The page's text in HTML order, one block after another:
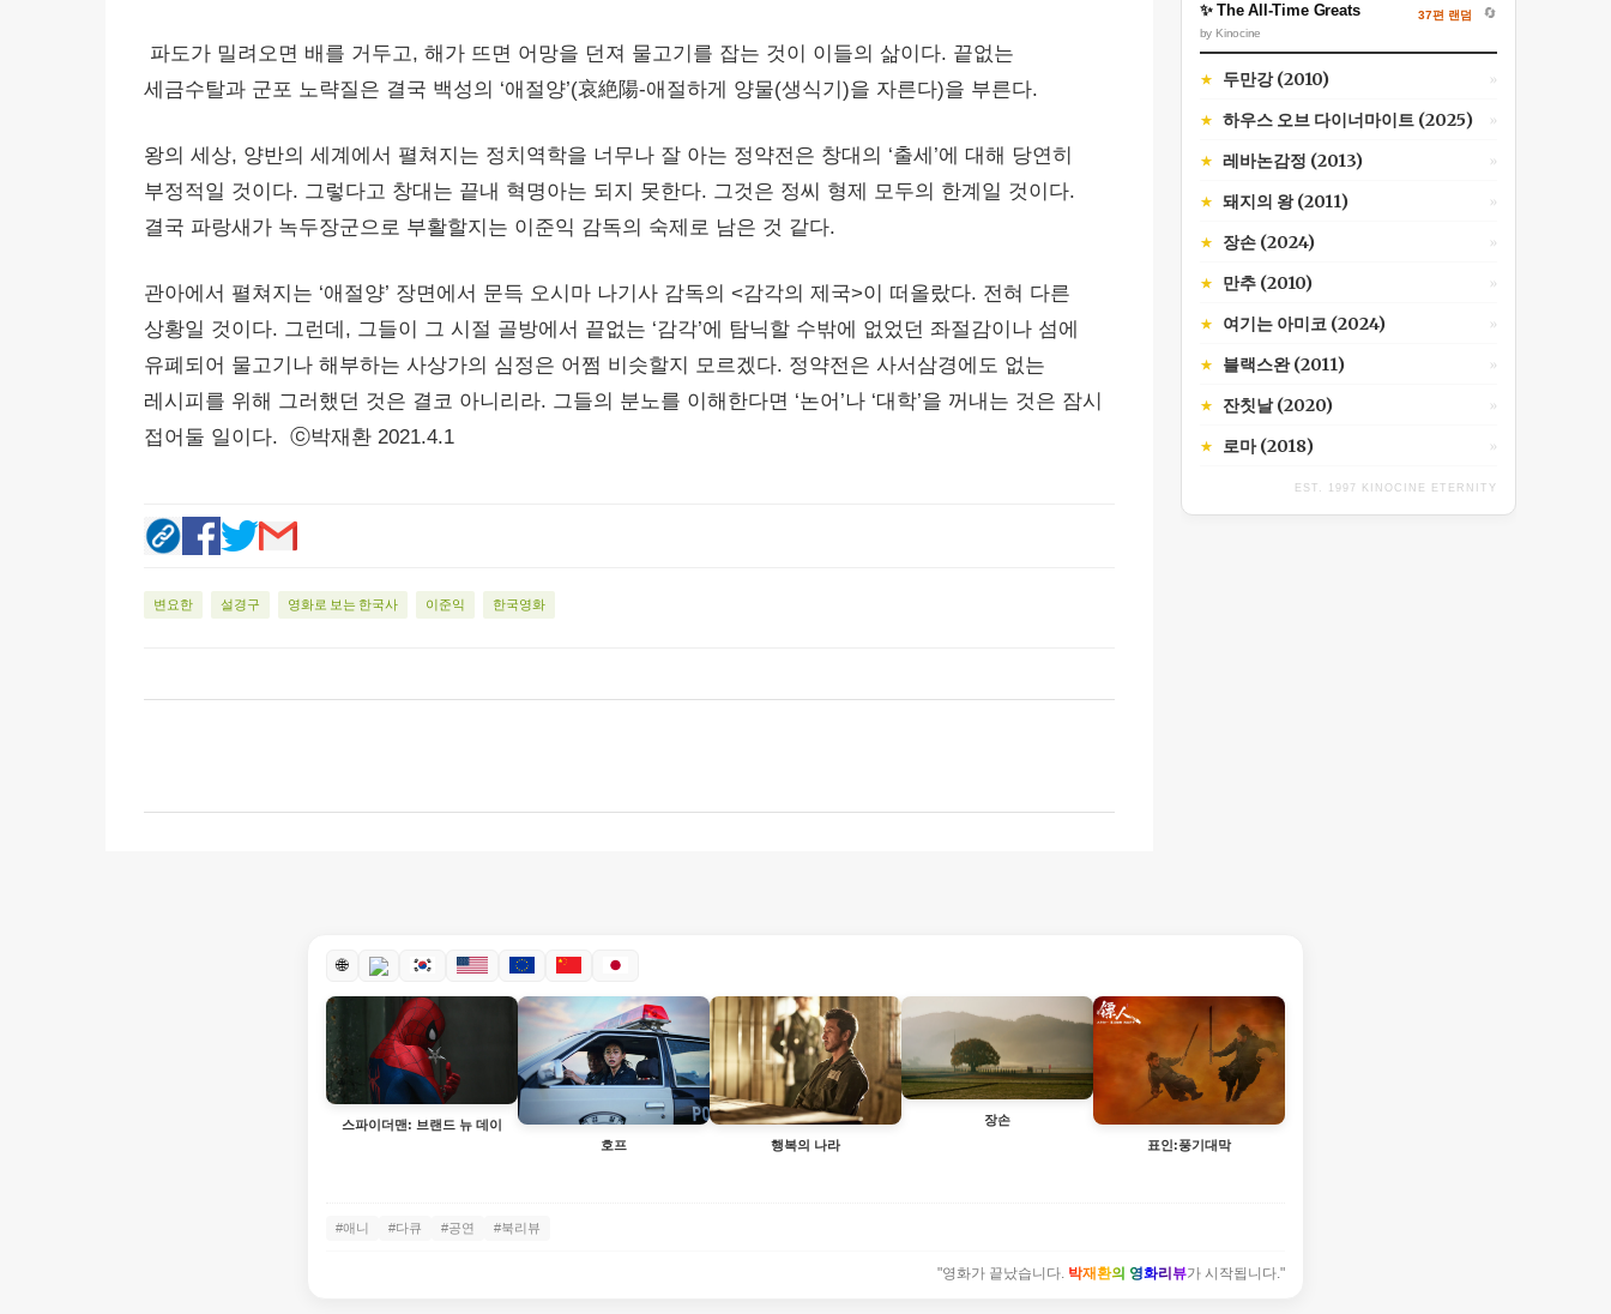
파도가 밀려오면 배를 거두고, 해가 뜨면 어망을 던져 물고기를 잡는 것이 이들의 삶이다. 끝없는
세금수탈과 군포 노략질은 결국 백성의 ‘애절양’(哀絶陽-애절하게 양물(생식기)을 자른다)을 부른다.
왕의 세상, 양반의 세계에서 펼쳐지는 정치역학을 너무나 잘 아는 정약전은 창대의 ‘출세’에 대해 당연히
부정적일 것이다. 그렇다고 창대는 끝내 혁명아는 되지 못한다. 그것은 정씨 형제 모두의 한계일 것이다.
결국 파랑새가 녹두장군으로 부활할지는 이준익 감독의 숙제로 남은 것 같다.
관아에서 펼쳐지는 ‘애절양’ 장면에서 문득 오시마 나기사 감독의 <감각의 제국>이 떠올랐다. 전혀 다른
상황일 것이다. 그런데, 그들이 그 시절 골방에서 끝없는 ‘감각’에 탐닉할 수밖에 없었던 좌절감이나 섬에
유폐되어 물고기나 해부하는 사상가의 심정은 어쩜 비슷할지 모르겠다. 정약전은 사서삼경에도 없는
레시피를 위해 그러했던 것은 결코 아니리라. 그들의 분노를 이해한다면 ‘논어’나 ‘대학’을 꺼내는 것은 잠시
접어둘 일이다. ⓒ박재환 2021.4.1
변요한 설경구 영화로 보는 한국사 이준익 한국영화
✨ The All-Time Greats
by Kinocine
37편 랜덤 🔄
★ 두만강 (2010) »
★ 하우스 오브 다이너마이트 (2025) »
★ 레바논감정 (2013) »
★ 돼지의 왕 (2011) »
★ 장손 (2024) »
★ 만추 (2010) »
★ 여기는 아미코 (2024) »
★ 블랙스완 (2011) »
★ 잔칫날 (2020) »
★ 로마 (2018) »
EST. 1997 KINOCINE ETERNITY
🌐
스파이더맨: 브랜드 뉴 데이
호프
행복의 나라
장손
표인:풍기대막
#애니 #다큐 #공연 #북리뷰
"영화가 끝났습니다. 박재환의 영화리뷰가 시작됩니다."